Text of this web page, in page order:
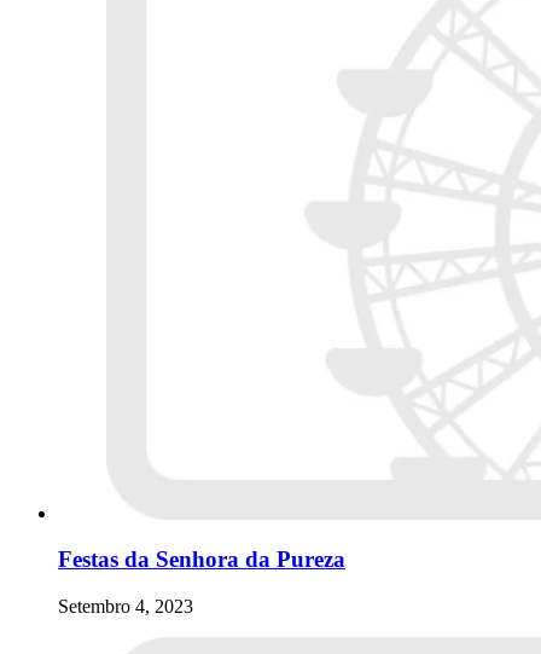
Festas da Senhora da Pureza
Setembro 4, 2023